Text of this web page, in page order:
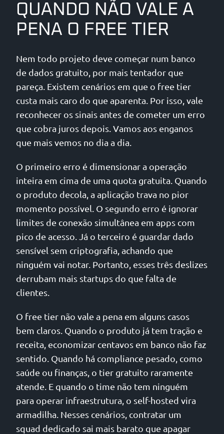
QUANDO NÃO VALE A
PENA O FREE TIER
Nem todo projeto deve começar num banco
de dados gratuito, por mais tentador que
pareça. Existem cenários em que o free tier
custa mais caro do que aparenta. Por isso, vale
reconhecer os sinais antes de cometer um erro
que cobra juros depois. Vamos aos enganos
que mais vemos no dia a dia.
O primeiro erro é dimensionar a operação
inteira em cima de uma quota gratuita. Quando
o produto decola, a aplicação trava no pior
momento possível. O segundo erro é ignorar
limites de conexão simultânea em apps com
pico de acesso. Já o terceiro é guardar dado
sensível sem criptografia, achando que
ninguém vai notar. Portanto, esses três deslizes
derrubam mais startups do que falta de
clientes.
O free tier não vale a pena em alguns casos
bem claros. Quando o produto já tem tração e
receita, economizar centavos em banco não faz
sentido. Quando há compliance pesado, como
saúde ou finanças, o tier gratuito raramente
atende. E quando o time não tem ninguém
para operar infraestrutura, o self-hosted vira
armadilha. Nesses cenários, contratar um
squad dedicado sai mais barato que apagar